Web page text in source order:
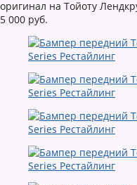
оригинал на Тойоту
5 000 руб.